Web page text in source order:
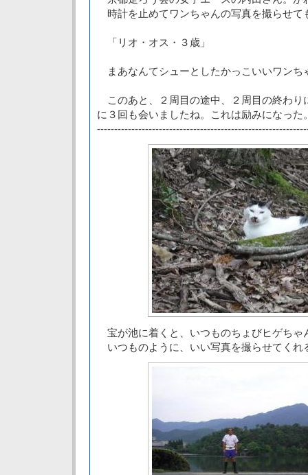
時計を止めてワンちゃんの写真を撮らせて
「リオ・オス・３歳」
まあなんてシューとしたかっこいいワンち
このあと、２周目の途中、２周目の終わり
に３回も会いましたね。これは励みになった
宝が池に着くと、いつものちょびヒゲちゃ
いつものように、いい写真を撮らせてくれ